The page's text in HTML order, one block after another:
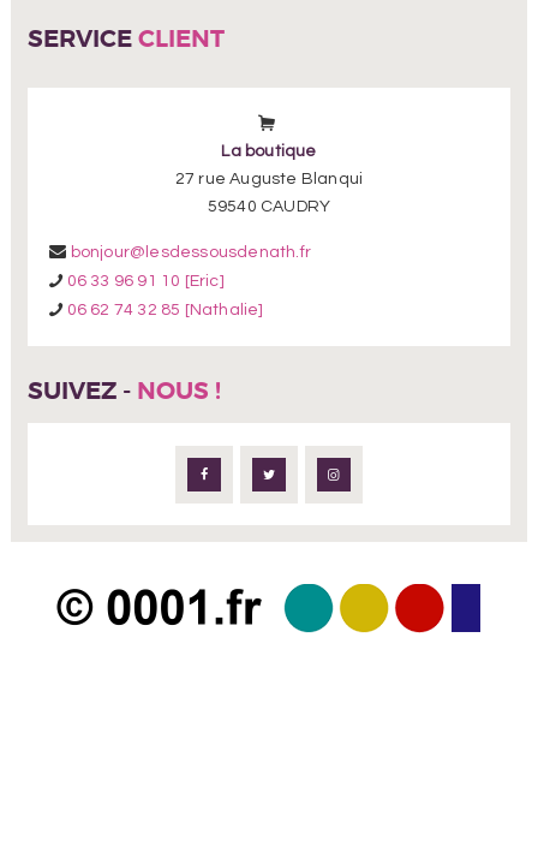
SERVICE CLIENT
La boutique
27 rue Auguste Blanqui
59540 CAUDRY
bonjour@lesdessousdenath.fr
06 33 96 91 10 [Eric]
06 62 74 32 85 [Nathalie]
SUIVEZ - NOUS !